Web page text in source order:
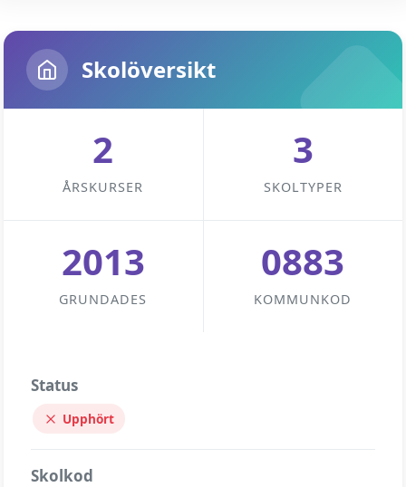
Skolöversikt
2
ÅRSKURSER
3
SKOLTYPER
2013
GRUNDADES
0883
KOMMUNKOD
Status
Upphört
Skolkod